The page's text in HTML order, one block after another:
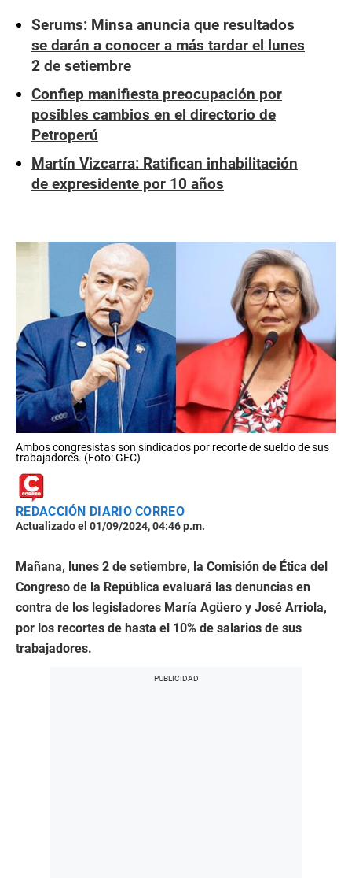
Serums: Minsa anuncia que resultados
se darán a conocer a más tardar el lunes
2 de setiembre
Confiep manifiesta preocupación por
posibles cambios en el directorio de
Petroperú
Martín Vizcarra: Ratifican inhabilitación
de expresidente por 10 años
Ambos congresistas son sindicados por recorte de sueldo de sus
trabajadores. (Foto: GEC)
REDACCIÓN DIARIO CORREO
Actualizado el 01/09/2024, 04:46 p.m.
Mañana, lunes 2 de setiembre, la Comisión de Ética del
Congreso de la República evaluará las denuncias en
contra de los legisladores María Agüero y José Arriola,
por los recortes de hasta el 10% de salarios de sus
trabajadores.